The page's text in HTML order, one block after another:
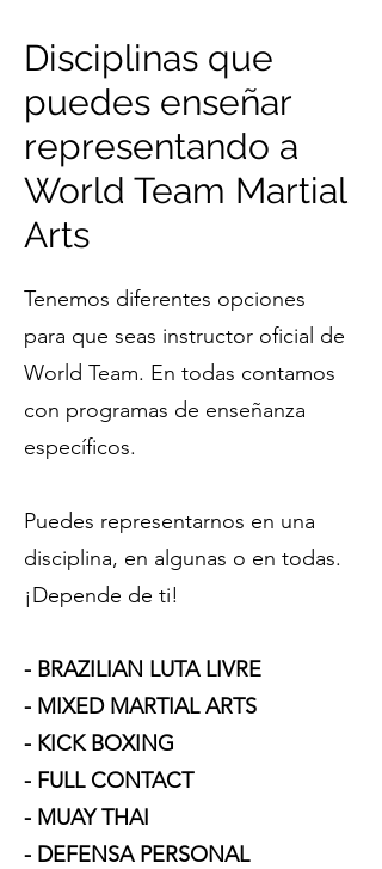
Disciplinas que
puedes enseñar
representando a
World Team Martial
Arts
Tenemos diferentes opciones
para que seas instructor oficial de
World Team. En todas contamos
con programas de enseñanza
específicos.
Puedes representarnos en una
disciplina, en algunas o en todas.
¡Depende de ti!
- BRAZILIAN LUTA LIVRE
- MIXED MARTIAL ARTS
- KICK BOXING
- FULL CONTACT
- MUAY THAI
- DEFENSA PERSONAL